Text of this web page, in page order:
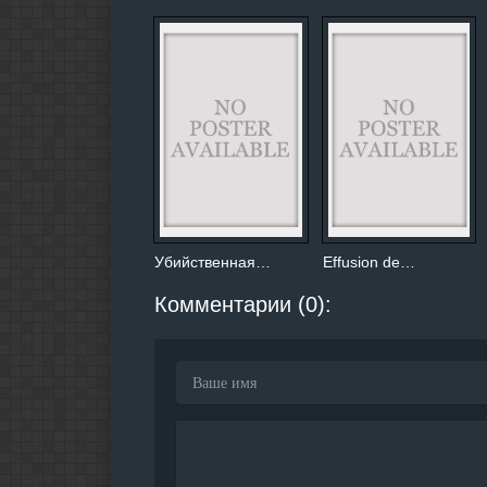
Убийственная… Effusion de…
Комментарии (0):